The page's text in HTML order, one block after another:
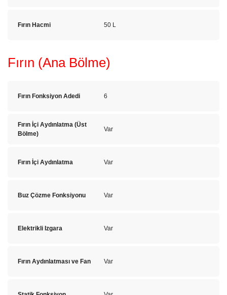
Fırın Hacmi 50 L
Fırın (Ana Bölme)
Fırın Fonksiyon Adedi 6
Fırın İçi Aydınlatma (Üst
Bölme)
Var
Fırın İçi Aydınlatma Var
Buz Çözme Fonksiyonu Var
Elektrikli Izgara Var
Fırın Aydınlatması ve Fan Var